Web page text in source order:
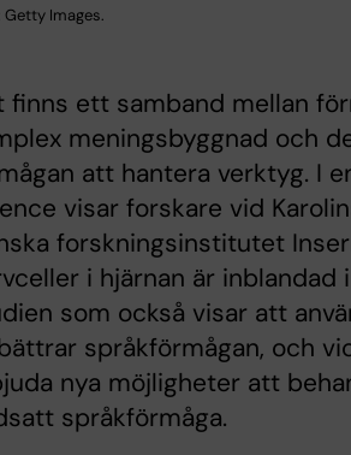
Getty Images.
finns ett samband mellan
meningsbyggnad och
att hantera verktyg. I
visar forskare vid
forskningsinstitutet
i hjärnan är inblandad
som också visar att
språkförmågan, och
nya möjligheter att
språkförmåga.